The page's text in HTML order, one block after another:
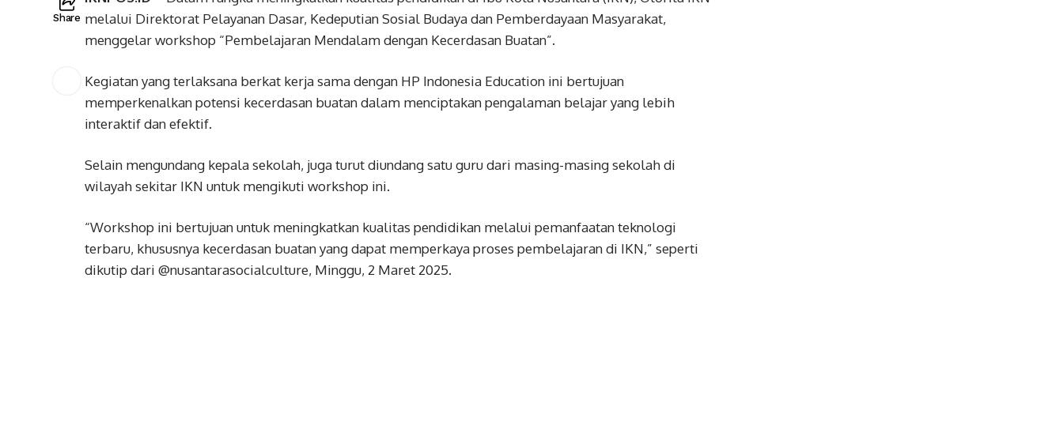
Share melalui Direktorat Pelayanan Dasar, Kedeputian Sosial Budaya dan Pemberdayaan Masyarakat,
menggelar workshop “Pembelajaran Mendalam dengan Kecerdasan Buatan”.
Kegiatan yang terlaksana berkat kerja sama dengan HP Indonesia Education ini bertujuan
memperkenalkan potensi kecerdasan buatan dalam menciptakan pengalaman belajar yang lebih
interaktif dan efektif.
Selain mengundang kepala sekolah, juga turut diundang satu guru dari masing-masing sekolah di
wilayah sekitar IKN untuk mengikuti workshop ini.
“Workshop ini bertujuan untuk meningkatkan kualitas pendidikan melalui pemanfaatan teknologi
terbaru, khususnya kecerdasan buatan yang dapat memperkaya proses pembelajaran di IKN,” seperti
dikutip dari @nusantarasocialculture, Minggu, 2 Maret 2025.